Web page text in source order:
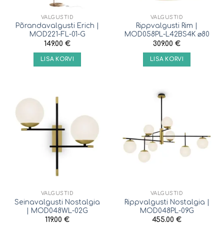
VALGUSTID
Põrandavalgusti Erich |
MOD221-FL-01-G
149.00 €
LISA KORVI
VALGUSTID
Rippvalgusti Rim |
MOD058PL-L42BS4K ⌀80
309.00 €
LISA KORVI
VALGUSTID
Seinavalgusti Nostalgia
| MOD048WL-02G
119.00 €
VALGUSTID
Rippvalgusti Nostalgia |
MOD048PL-09G
455.00 €